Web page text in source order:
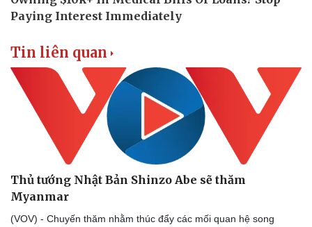
Tin liên quan
Thủ tướng Nhật Bản Shinzo Abe sẽ thăm
Myanmar
(VOV) - Chuyến thăm nhằm thúc đẩy các mối quan hệ song